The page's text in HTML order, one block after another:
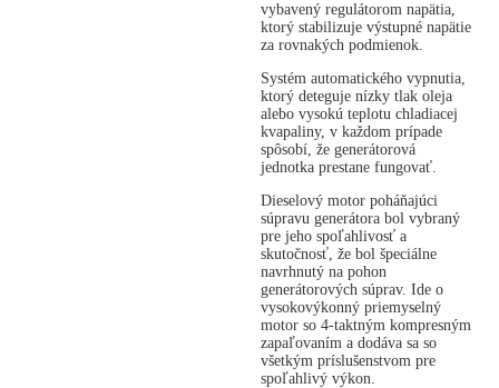
vybavený regulátorom napätia,
ktorý stabilizuje výstupné napätie
za rovnakých podmienok.
Systém automatického vypnutia,
ktorý deteguje nízky tlak oleja
alebo vysokú teplotu chladiacej
kvapaliny, v každom prípade
spôsobí, že generátorová
jednotka prestane fungovať.
Dieselový motor poháňajúci
súpravu generátora bol vybraný
pre jeho spoľahlivosť a
skutočnosť, že bol špeciálne
navrhnutý na pohon
generátorových súprav. Ide o
vysokovýkonný priemyselný
motor so 4-taktným kompresným
zapaľovaním a dodáva sa so
všetkým príslušenstvom pre
spoľahlivý výkon.